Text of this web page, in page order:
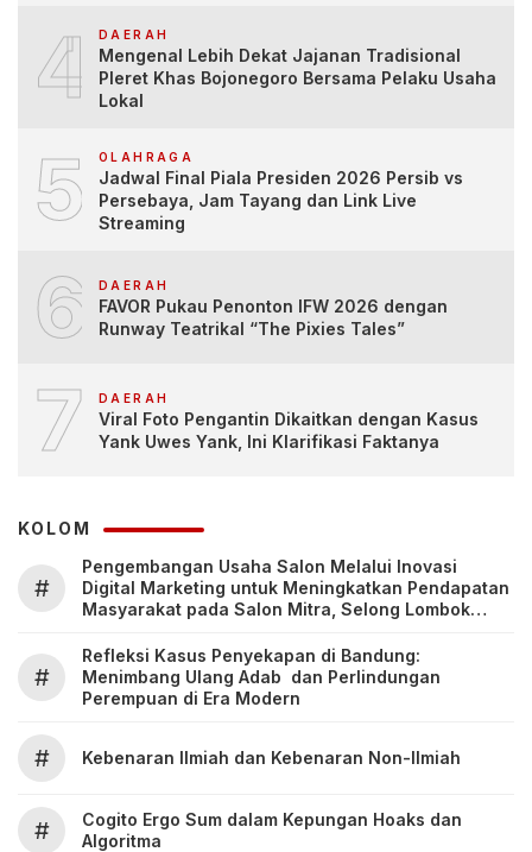
4 DAERAH
Mengenal Lebih Dekat Jajanan Tradisional
Pleret Khas Bojonegoro Bersama Pelaku Usaha
Lokal
5 OLAHRAGA
Jadwal Final Piala Presiden 2026 Persib vs
Persebaya, Jam Tayang dan Link Live
Streaming
6 DAERAH
FAVOR Pukau Penonton IFW 2026 dengan
Runway Teatrikal “The Pixies Tales”
7 DAERAH
Viral Foto Pengantin Dikaitkan dengan Kasus
Yank Uwes Yank, Ini Klarifikasi Faktanya
KOLOM
#
Pengembangan Usaha Salon Melalui Inovasi
Digital Marketing untuk Meningkatkan Pendapatan
Masyarakat pada Salon Mitra, Selong Lombok
#
Refleksi Kasus Penyekapan di Bandung:
Menimbang Ulang Adab dan Perlindungan
Perempuan di Era Modern
# Kebenaran Ilmiah dan Kebenaran Non-Ilmiah
#
Cogito Ergo Sum dalam Kepungan Hoaks dan
Algoritma